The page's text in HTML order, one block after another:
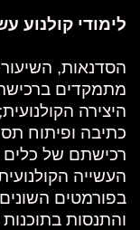
לימודי קולנוע
הסדנאות,
מתמקדים ברכישת
היצירה הקולנועית;
כתיבה ופיתוח
רכישתם של כלים
העשייה
בפורמטים
והתנסות